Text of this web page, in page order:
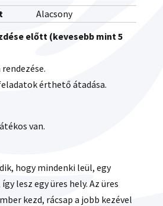
Alacsony
előtt (kevesebb mint 5
érthető átadása.
van.
hogy mindenki leül, egy
lesz egy üres hely. Az üres
kezd, rácsap a jobb kezével